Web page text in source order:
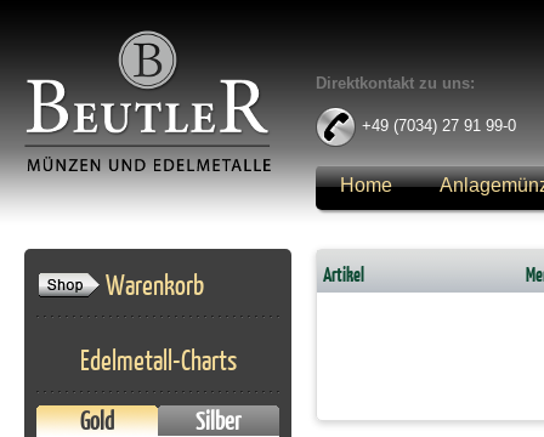
Direktkontakt zu uns:
+49 (7034) 27 91 99-0
Home
Warenkorb
Edelmetall-Charts
Gold Silber
Artikel